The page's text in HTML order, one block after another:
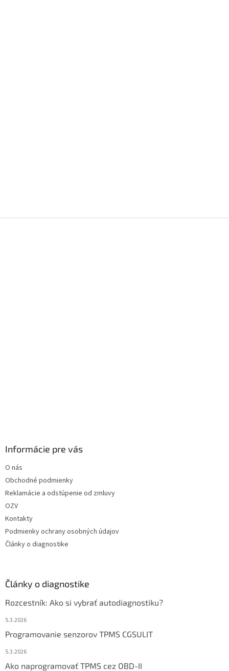
Informácie pre vás
O nás
Obchodné podmienky
Reklamácie a odstúpenie od zmluvy
OZV
Kontakty
Podmienky ochrany osobných údajov
Články o diagnostike
Články o diagnostike
Rozcestník: Ako si vybrať autodiagnostiku?
5.3.2026
Programovanie senzorov TPMS CGSULIT
5.3.2026
Ako naprogramovať TPMS cez OBD-II